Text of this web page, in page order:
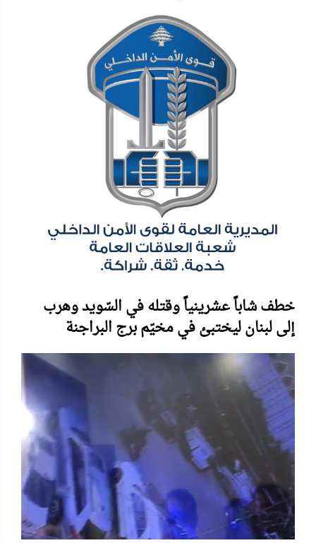
خطف شاباً عشرينياً وقتله في السّويد وهرب
إلى لبنان ليختبئ في مخيّم برج البراجنة